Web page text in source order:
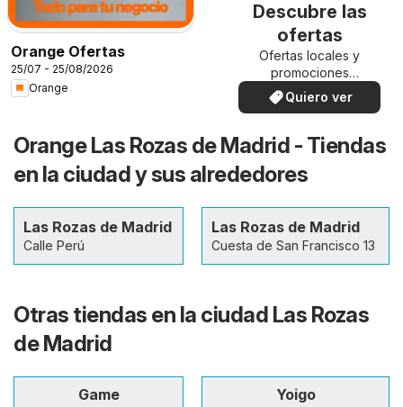
Orange Ofertas
25/07 - 25/08/2026
Orange
Descubre las
ofertas
Ofertas locales y
promociones
especiales.
Quiero ver
Orange Las Rozas de Madrid - Tiendas
en la ciudad y sus alrededores
Las Rozas de Madrid
Calle Perú
Las Rozas de Madrid
Cuesta de San Francisco 13
Otras tiendas en la ciudad Las Rozas
de Madrid
Game
Yoigo